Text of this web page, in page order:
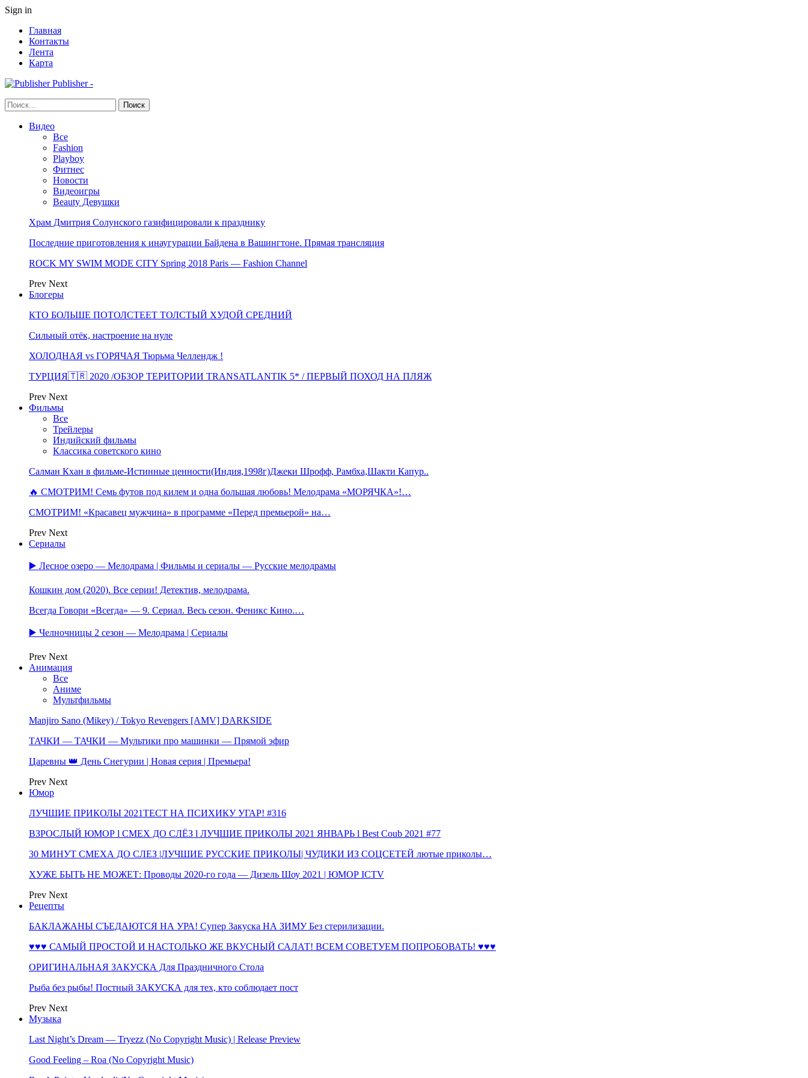
Sign in
Главная
Контакты
Лента
Карта
Publisher -
Видео
Все
Fashion
Playboy
Фитнес
Новости
Видеоигры
Beauty Девушки
Храм Дмитрия Солунского газифицировали к празднику
Последние приготовления к инаугурации Байдена в Вашингтоне. Прямая трансляция
ROCK MY SWIM MODE CITY Spring 2018 Paris — Fashion Channel
Prev Next
Блогеры
КТО БОЛЬШЕ ПОТОЛСТЕЕТ ТОЛСТЫЙ ХУДОЙ СРЕДНИЙ
Сильный отёк, настроение на нуле
ХОЛОДНАЯ vs ГОРЯЧАЯ Тюрьма Челлендж !
ТУРЦИЯ🇹🇷 2020 /ОБЗОР ТЕРИТОРИИ TRANSATLANTIK 5* / ПЕРВЫЙ ПОХОД НА ПЛЯЖ
Prev Next
Фильмы
Все
Трейлеры
Индийский фильмы
Классика советского кино
Салман Кхан в фильме-Истинные ценности(Индия,1998г)Джеки Шрофф, Рамбха,Шакти Капур..
🔥 СМОТРИМ! Семь футов под килем и одна большая любовь! Мелодрама «МОРЯЧКА»!…
СМОТРИМ! «Красавец мужчина» в программе «Перед премьерой» на…
Prev Next
Сериалы
▶️ Лесное озеро — Мелодрама | Фильмы и сериалы — Русские мелодрамы
Кошкин дом (2020). Все серии! Детектив, мелодрама.
Всегда Говори «Всегда» — 9. Сериал. Весь сезон. Феникс Кино.…
▶️ Челночницы 2 сезон — Мелодрама | Сериалы
Prev Next
Анимация
Все
Аниме
Мультфильмы
Manjiro Sano (Mikey) / Tokyo Revengers [AMV] DARKSIDE
ТАЧКИ — ТАЧКИ — Мультики про машинки — Прямой эфир
Царевны 👑 День Снегурии | Новая серия | Премьера!
Prev Next
Юмор
ЛУЧШИЕ ПРИКОЛЫ 2021ТЕСТ НА ПСИХИКУ УГАР! #316
ВЗРОСЛЫЙ ЮМОР l СМЕХ ДО СЛЁЗ l ЛУЧШИЕ ПРИКОЛЫ 2021 ЯНВАРЬ l Best Coub 2021 #77
30 МИНУТ СМЕХА ДО СЛЕЗ |ЛУЧШИЕ РУССКИЕ ПРИКОЛЫ| ЧУДИКИ ИЗ СОЦСЕТЕЙ лютые приколы…
ХУЖЕ БЫТЬ НЕ МОЖЕТ: Проводы 2020-го года — Дизель Шоу 2021 | ЮМОР ICTV
Prev Next
Рецепты
БАКЛАЖАНЫ СЪЕДАЮТСЯ НА УРА! Супер Закуска НА ЗИМУ Без стерилизации.
♥♥♥ САМЫЙ ПРОСТОЙ И НАСТОЛЬКО ЖЕ ВКУСНЫЙ САЛАТ! ВСЕМ СОВЕТУЕМ ПОПРОБОВАТЬ! ♥♥♥
ОРИГИНАЛЬНАЯ ЗАКУСКА Для Праздничного Стола
Рыба без рыбы! Постный ЗАКУСКА для тех, кто соблюдает пост
Prev Next
Музыка
Last Night’s Dream — Tryezz (No Copyright Music) | Release Preview
Good Feeling – Roa (No Copyright Music)